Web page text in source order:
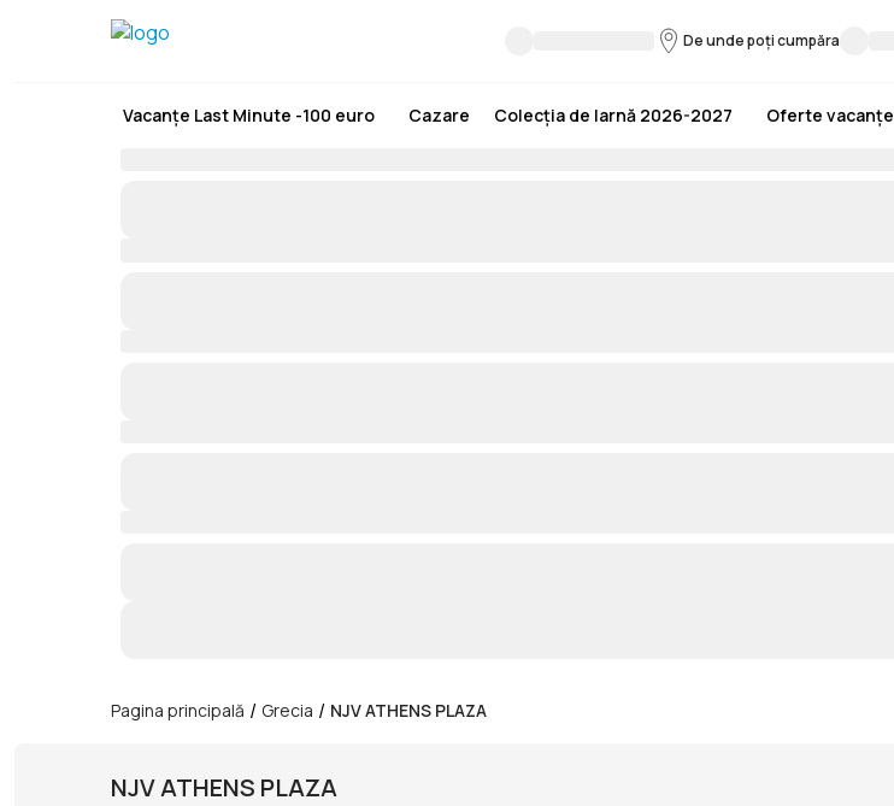
De unde poți cumpăra
Vacanțe Last Minute -100 euro Cazare Colecția de Iarnă 2026-2027 Oferte vacanțe
Pagina principală / Grecia / NJV ATHENS PLAZA
NJV ATHENS PLAZA